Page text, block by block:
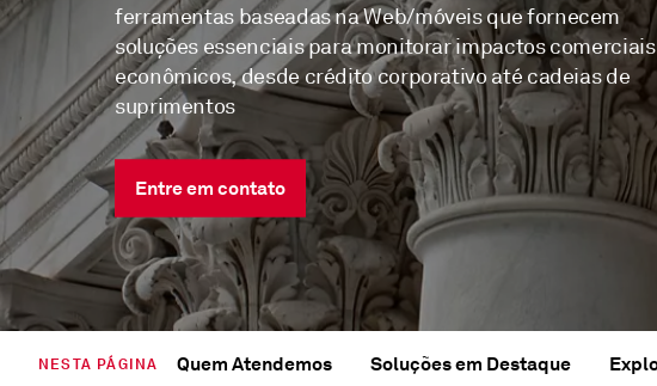
ferramentas baseadas na Web/móveis que fornecem
soluções essenciais para monitorar impactos comerciais
econômicos, desde crédito corporativo até cadeias de
suprimentos
Entre em contato
NESTA PÁGINA Quem Atendemos Soluções em Destaque